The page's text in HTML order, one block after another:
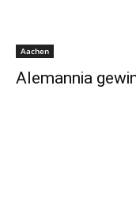
Aachen
Alemannia